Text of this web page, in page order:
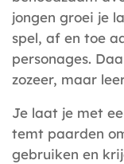
jongen groei je
spel, af en toe
personages.
zozeer, maar
Je laat je met
temt paarden
gebruiken en